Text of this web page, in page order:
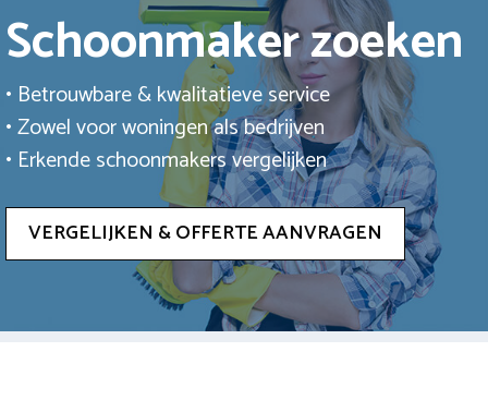
Schoonmaker zoeken
• Betrouwbare & kwalitatieve service
• Zowel voor woningen als bedrijven
• Erkende schoonmakers vergelijken
VERGELIJKEN & OFFERTE AANVRAGEN